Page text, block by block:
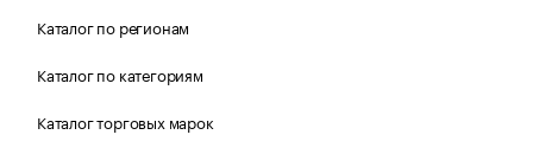
Каталог по регионам
Каталог по категориям
Каталог торговых марок